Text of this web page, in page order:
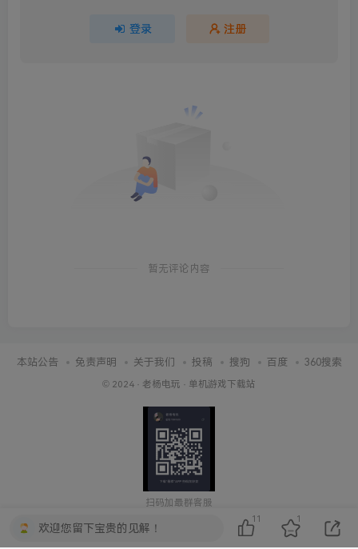
登录 注册
暂无评论内容
本站公告 免责声明 关于我们 投稿 搜狗 百度 360搜索
© 2024 · 老杨电玩 · 单机游戏下载站
扫码加最群客服
欢迎您留下宝贵的见解！
11 1